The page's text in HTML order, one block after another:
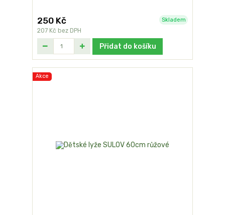
250 Kč
207 Kč bez DPH
Skladem
Přidat do košíku
Akce